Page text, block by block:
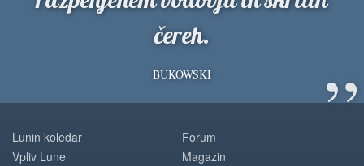
čereh.
BUKOWSKI ”
Lunin koledar
Vpliv Lune
Forum
Magazin